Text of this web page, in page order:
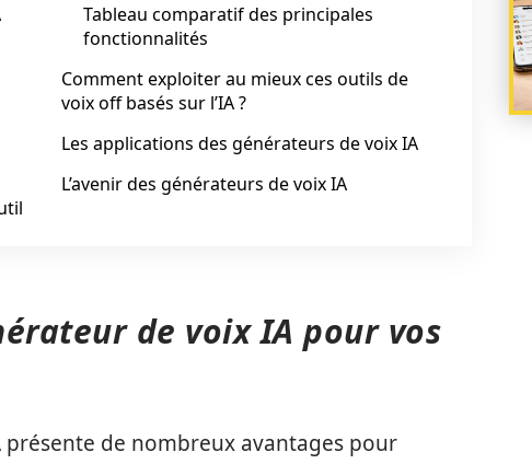
Tableau comparatif des principales
fonctionnalités
Comment exploiter au mieux ces outils de
voix off basés sur l’IA ?
Les applications des générateurs de voix IA
L’avenir des générateurs de voix IA
de voix IA pour vos
présente de nombreux avantages pour